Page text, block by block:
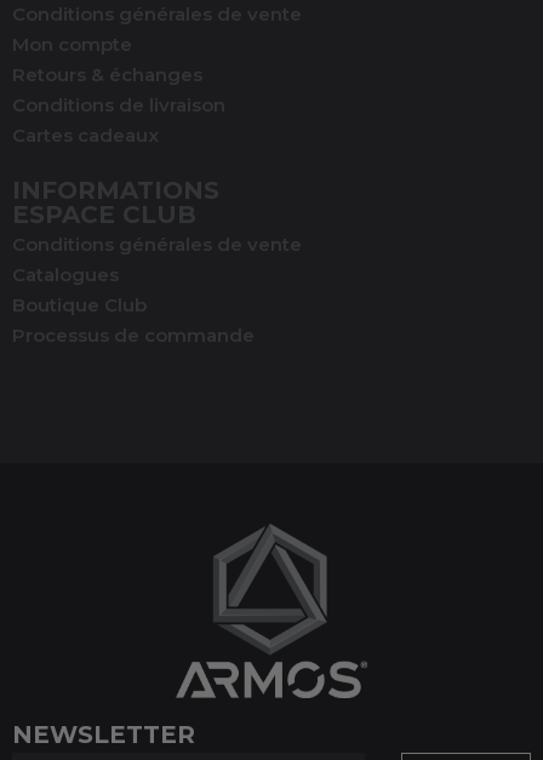
Conditions générales de vente
Mon compte
Retours & échanges
Conditions de livraison
Cartes cadeaux
INFORMATIONS
ESPACE CLUB
Conditions générales de vente
Catalogues
Boutique Club
Processus de commande
NEWSLETTER